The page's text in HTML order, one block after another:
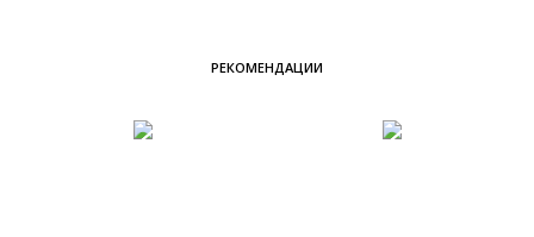
РЕКОМЕНДАЦИИ